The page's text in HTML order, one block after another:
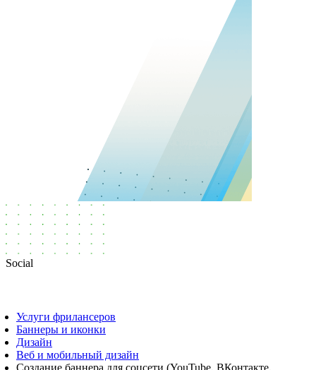
Social
Услуги фрилансеров
Баннеры и иконки
Дизайн
Веб и мобильный дизайн
Создание баннера для соцсети (YouTube, ВКонтакте,